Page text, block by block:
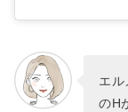
エル
のH